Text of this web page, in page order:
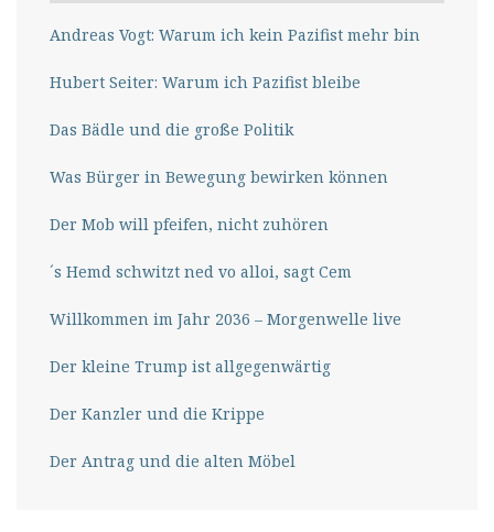
Andreas Vogt: Warum ich kein Pazifist mehr bin
Hubert Seiter: Warum ich Pazifist bleibe
Das Bädle und die große Politik
Was Bürger in Bewegung bewirken können
Der Mob will pfeifen, nicht zuhören
´s Hemd schwitzt ned vo alloi, sagt Cem
Willkommen im Jahr 2036 – Morgenwelle live
Der kleine Trump ist allgegenwärtig
Der Kanzler und die Krippe
Der Antrag und die alten Möbel